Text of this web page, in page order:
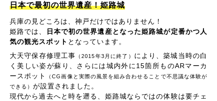
日本で最初の世界遺産！姫路城
兵庫の見どころは、神戸だけではありません！
姫路では、
日本で初の世界遺産となった姫路城が定番かつ人
気の観光スポット となっています。
大天守保存修理工事
（2015年3月に終了）
により、築城当時の白
く美しい姿が蘇り、さらには城内外に15箇所ものARマーカ
ースポット
（CG画像と実際の風景を組み合わせることで不思議な体験が
できる） が設置されました。
現代から過去へと時を遡る、姫路城ならではの体験は要チェ